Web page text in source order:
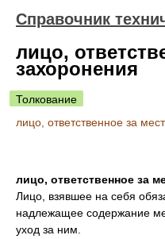
Справочник
лицо,
захоронения
Толкование
лицо, ответственное за
лицо, ответственное за
Лицо, взявшее на себя
надлежащее содержание
уход за ним.